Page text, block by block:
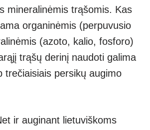
mineralinėmis trąšomis. Kas
organinėmis (perpuvusio
(azoto, kalio, fosforo)
trąšų derinį naudoti galima
trečiaisiais persikų augimo
ir auginant lietuviškoms